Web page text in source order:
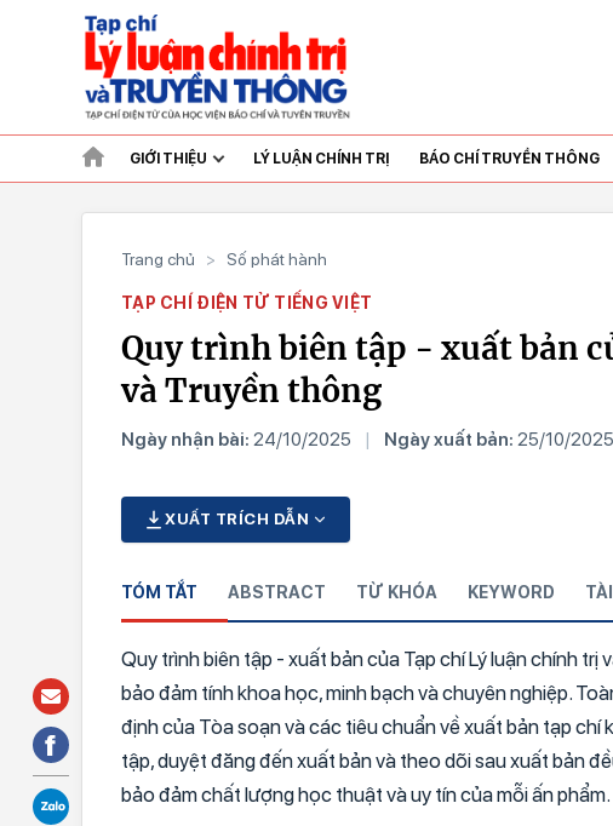
GIỚI THIỆU LÝ LUẬN CHÍNH TRỊ BÁO CHÍ TRUYỀN THÔNG
Trang chủ > Số phát hành
TẠP CHÍ ĐIỆN TỬ TIẾNG VIỆT
Quy trình biên tập - xuất bản
và Truyền thông
Ngày nhận bài: 24/10/2025 | Ngày xuất bản: 25/10/2025
XUẤT TRÍCH DẪN
TÓM TẮT ABSTRACT TỪ KHÓA KEYWORD
Quy trình biên tập - xuất bản của Tạp chí Lý luận chính
bảo đảm tính khoa học, minh bạch và chuyên nghiệp.
định của Tòa soạn và các tiêu chuẩn về xuất bản tạp chí
tập, duyệt đăng đến xuất bản và theo dõi sau xuất bản
bảo đảm chất lượng học thuật và uy tín của mỗi ấn phẩm.